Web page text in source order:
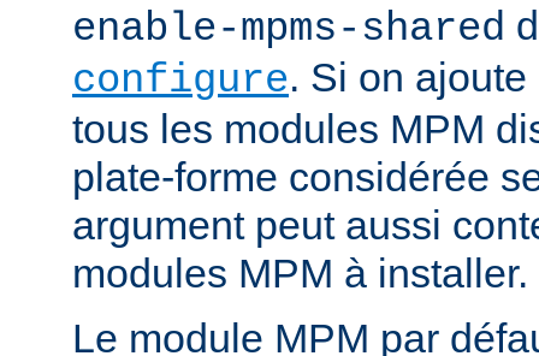
enable-mpms-shared
configure. Si on
tous les modules MPM
plate-forme considérée
argument peut aussi
modules MPM à installer.
Le module MPM par